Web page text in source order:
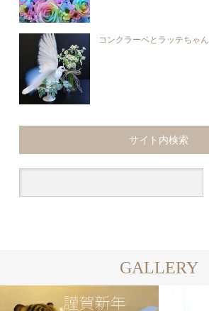
コンクラーベとラッテちゃん
サイト内検索
GALLERY